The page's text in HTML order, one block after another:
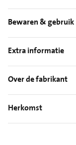
Bewaren & gebruik
Extra informatie
Over de fabrikant
Herkomst